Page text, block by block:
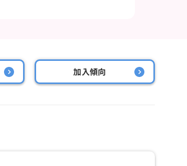
加入傾向